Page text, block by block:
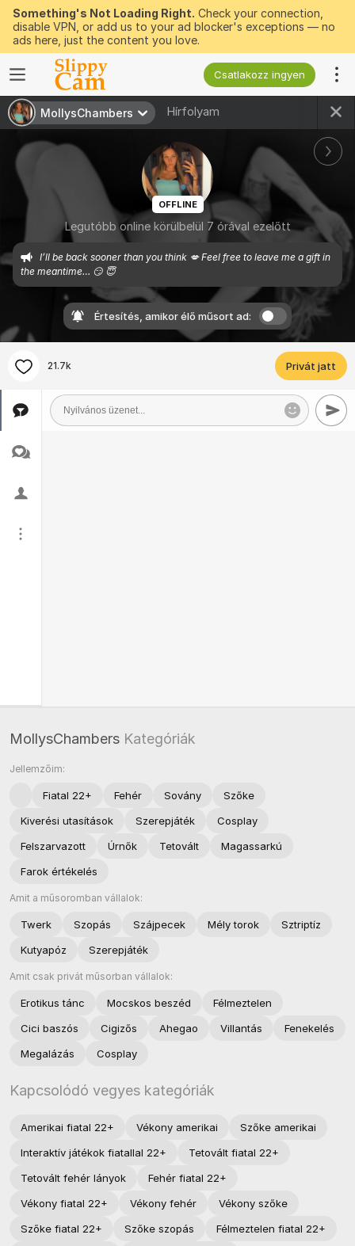
Something's Not Loading Right. Check your connection,
disable VPN, or add us to your ad blocker's exceptions — no
ads here, just the content you love.
Csatlakozz ingyen
MollysChambers Hírfolyam
OFFLINE
Legutóbb online körülbelül 7 órával ezelőtt
I’ll be back sooner than you think 💋 Feel free to leave me a gift in
the meantime… 😏 😇
Értesítés, amikor élő műsort ad:
21.7k Privát jatt
MollysChambers Kategóriák
Jellemzőim:
Fiatal 22+ Fehér Sovány
Szőke
Kiverési utasítások
Szerepjáték
Cosplay
Felszarvazott
Úrnők Tetovált
Magassarkú
Farok értékelés
Amit a műsoromban vállalok:
Twerk Szopás Szájpecek Mély torok
Sztriptíz
Kutyapóz
Szerepjáték
Amit csak privát műsorban vállalok:
Erotikus tánc Mocskos beszéd
Félmeztelen
Cici baszós
Cigizős Ahegao Villantás
Fenekelés
Megalázás
Cosplay
Kapcsolódó vegyes kategóriák
Amerikai fiatal 22+ Vékony amerikai
Szőke amerikai
Interaktív játékok fiatallal 22+
Tetovált fiatal 22+
Tetovált fehér lányok
Fehér fiatal 22+
Vékony fiatal 22+
Vékony fehér
Vékony szőke
Szőke fiatal 22+
Szőke szopás
Félmeztelen fiatal 22+